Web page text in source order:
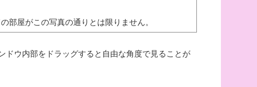
部屋がこの写真の通りとは限りません。
ウ内部をドラッグすると自由な角度で見ることが